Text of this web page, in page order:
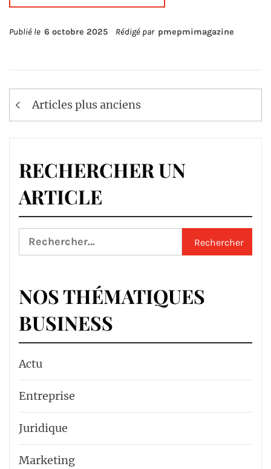
Publié le 6 octobre 2025 Rédigé par pmepmimagazine
Navigation
des
Articles plus anciens
RECHERCHER UN
ARTICLE
Rechercher :
NOS THÉMATIQUES
BUSINESS
Actu
Entreprise
Juridique
Marketing